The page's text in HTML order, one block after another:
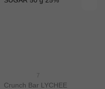
7
Crunch Bar LYCHEE